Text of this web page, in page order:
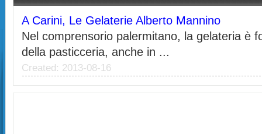
A Carini, Le Gelaterie Alberto Mannino
Nel comprensorio palermitano, la gelateria è
della pasticceria, anche in ...
Created: 2013-08-16